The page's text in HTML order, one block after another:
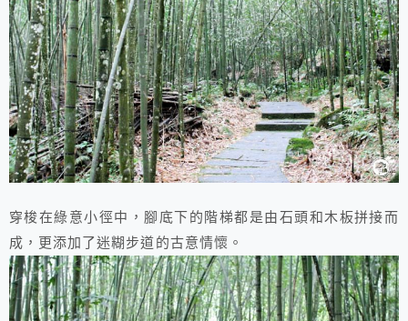
穿梭在綠意小徑中，腳底下的階梯都是由石頭和木板拼接而
成，更添加了迷糊步道的古意情懷。